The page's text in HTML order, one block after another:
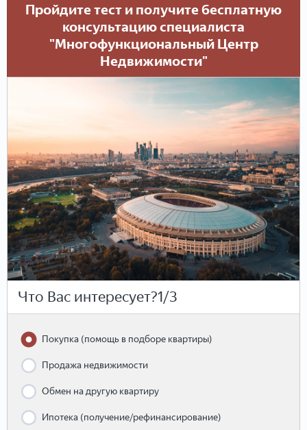
Пройдите тест и получите бесплатную
консультацию специалиста
"Многофункциональный Центр
Недвижимости"
Что Вас интересует?1/3
Покупка (помощь в подборе квартиры)
Продажа недвижимости
Обмен на другую квартиру
Ипотека (получение/рефинансирование)